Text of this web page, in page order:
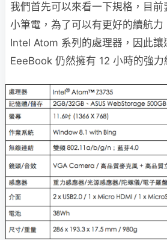
我們首先可以來看一下規格，目
小筆電，為了可以有更好的續航力
Intel Atom 系列的處理器，因此讓
EeeBook 仍然擁有 12 小時的強力